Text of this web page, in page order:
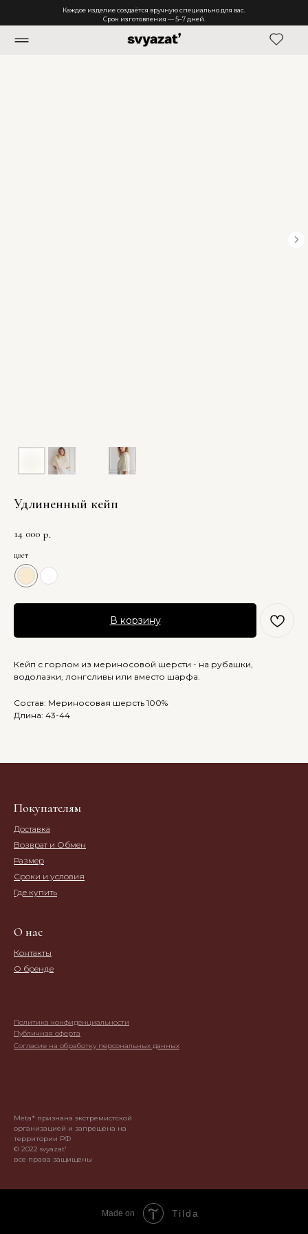
Каждое изделие создаётся вручную специально для вас.
Срок изготовления — 5–7 дней.
Удлиненный кейп
14 000 р.
цвет
В корзину
Кейп с горлом из мериносовой шерсти - на рубашки,
водолазки, лонгсливы или вместо шарфа.
Состав: Мериносовая шерсть 100%
Длина: 43-44
Политика конфиденциальности
Публичная оферта
О нас
Покупателям
Контакты
О бренде
Где купить
Доставка
Возврат и Обмен
Размер
Сроки и условия
Согласие на обработку персональных данных
Meta* признана экстремистской
организацией и запрещена на
территории РФ
© 2022 svyazat'
все права защищены
Made on Tilda